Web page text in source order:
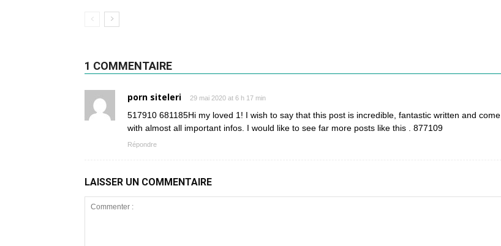
1 COMMENTAIRE
porn siteleri 29 mai 2020 at 6 h 17 min
517910 681185Hi my loved 1! I wish to say that this post is incredible, fantastic written and come
with almost all important infos. I would like to see far more posts like this . 877109
Répondre
LAISSER UN COMMENTAIRE